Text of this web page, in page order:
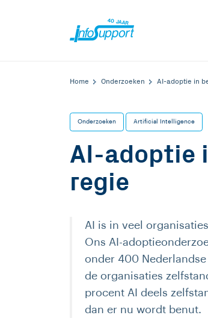
Home Onderzoeken AI-adoptie in
Onderzoeken Artificial Intelligence
AI-adoptie
regie
AI is in veel
Ons AI-
onder 400
de organisaties
procent AI deels
dan er nu wordt benut.